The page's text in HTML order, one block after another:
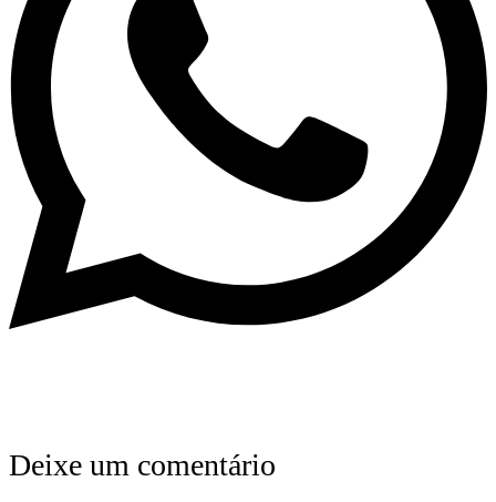
Deixe um comentário